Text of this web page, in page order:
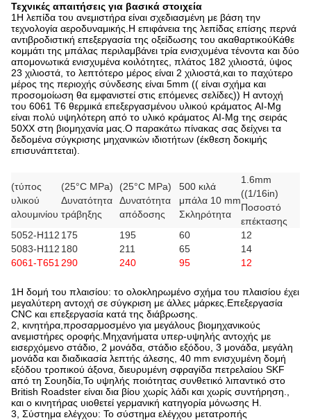
Τεχνικές απαιτήσεις για βασικά στοιχεία
1Η λεπίδα του ανεμιστήρα είναι σχεδιασμένη με βάση την
τεχνολογία αεροδυναμικής.Η επιφάνεια της λεπίδας επίσης περνά
αντιβροδιστική επεξεργασία της οξείδωσης του ακαθαρτικούΚάθε
κομμάτι της μπάλας περιλαμβάνει τρία ενισχυμένα τένοντα και δύο
απομονωτικά ενισχυμένα κοιλότητες, πλάτος 182 χιλιοστά, ύψος
23 χιλιοστά, το λεπτότερο μέρος είναι 2 χιλιοστά,και το παχύτερο
μέρος της περιοχής σύνδεσης είναι 5mm (( είναι σχήμα και
προσομοίωση θα εμφανιστεί στις επόμενες σελίδες)) Η αντοχή
του 6061 T6 θερμικά επεξεργασμένου υλικού κράματος AI-Mg
είναι πολύ υψηλότερη από το υλικό κράματος AI-Mg της σειράς
50XX στη βιομηχανία μας.Ο παρακάτω πίνακας σας δείχνει τα
δεδομένα σύγκρισης μηχανικών ιδιοτήτων (έκθεση δοκιμής
επισυνάπτεται).
(τύπος
υλικού
αλουμινίου
(25°C MPa)
Δυνατότητα
τράβηξης
(25°C MPa)
Δυνατότητα
απόδοσης
500 κιλά
μπάλα 10 mm
Σκληρότητα
1.6mm
((1/16in)
Ποσοστό
επέκτασης
5052-H112 175 195 60
12
5083-H112 180 211 65
14
6061-T651 290 240 95 12
1Η δομή του πλαισίου: το ολοκληρωμένο σχήμα του πλαισίου έχει
μεγαλύτερη αντοχή σε σύγκριση με άλλες μάρκες.Επεξεργασία
CNC και επεξεργασία κατά της διάβρωσης.
2, κινητήρα,προσαρμοσμένο για μεγάλους βιομηχανικούς
ανεμιστήρες οροφής.Μηχανήματα υπερ-υψηλής αντοχής με
εισερχόμενο στάδιο, 2 μονάδα, στάδιο εξόδου, 3 μονάδα, μεγάλη
μονάδα και διαδικασία λεπτής άλεσης, 40 mm ενισχυμένη δομή
εξόδου τροπικού άξονα, διευρυμένη σφραγίδα πετρελαίου SKF
από τη Σουηδία,Το υψηλής ποιότητας συνθετικό λιπαντικό στο
British Roadster είναι δια βίου χωρίς λάδι και χωρίς συντήρηση.,
και ο κινητήρας υιοθετεί γερμανική κατηγορία μόνωσης H.
3, Σύστημα ελέγχου: Το σύστημα ελέγχου μετατροπής